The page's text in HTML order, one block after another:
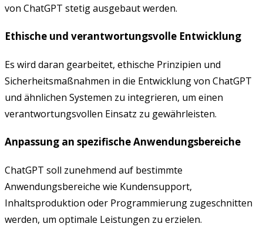
von ChatGPT stetig ausgebaut werden.
Ethische und verantwortungsvolle Entwicklung
Es wird daran gearbeitet, ethische Prinzipien und
Sicherheitsmaßnahmen in die Entwicklung von ChatGPT
und ähnlichen Systemen zu integrieren, um einen
verantwortungsvollen Einsatz zu gewährleisten.
Anpassung an spezifische Anwendungsbereiche
ChatGPT soll zunehmend auf bestimmte
Anwendungsbereiche wie Kundensupport,
Inhaltsproduktion oder Programmierung zugeschnitten
werden, um optimale Leistungen zu erzielen.